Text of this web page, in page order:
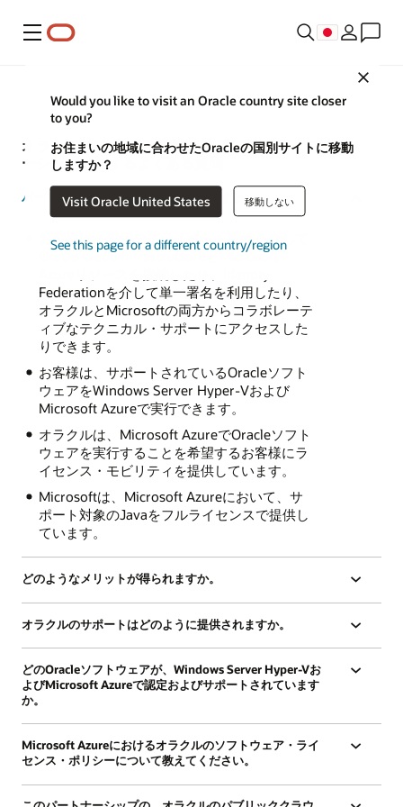
メニュー
Would you like to visit an Oracle country site closer
to you?
お住まいの地域に合わせたOracleの国別サイトに移動
しますか？
Visit Oracle United States 移動しない
See this page for a different country/region
オラクルとMicrosoftの戦略的パートナ
ーシップに関するよくある質問
すべて開く
パートナーシップの主要な要素は何ですか。
お客様は、専用のプライベート接続を介して
Oracle Cloud InfrastructureとMicrosoft
Federationを介して単一署名を利用したり、
オラクルとMicrosoftの両方からコラボレーテ
ィブなテクニカル・サポートにアクセスした
りできます。
お客様は、サポートされているOracleソフト
ウェアをWindows Server Hyper-Vおよび
Microsoft Azureで実行できます。
オラクルは、Microsoft AzureでOracleソフト
ウェアを実行することを希望するお客様にラ
イセンス・モビリティを提供しています。
Microsoftは、Microsoft Azureにおいて、サ
ポート対象のJavaをフルライセンスで提供し
ています。
どのようなメリットが得られますか。
オラクルのサポートはどのように提供されますか。
どのOracleソフトウェアが、Windows Server Hyper-Vお
よびMicrosoft Azureで認定およびサポートされています
か。
Microsoft Azureにおけるオラクルのソフトウェア・ライ
センス・ポリシーについて教えてください。